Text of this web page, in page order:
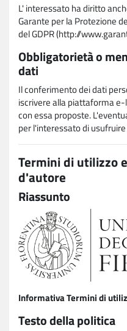
L' interessato ha diritto
Garante per la Protezione
del GDPR (http://
Obbligatorietà o
dati
Il conferimento dei dati
iscrivere alla piattaforma
con essa proposte.
per l'interessato di
Termini di utilizzo
d'autore
Riassunto
Informativa Termini di
Testo della politica